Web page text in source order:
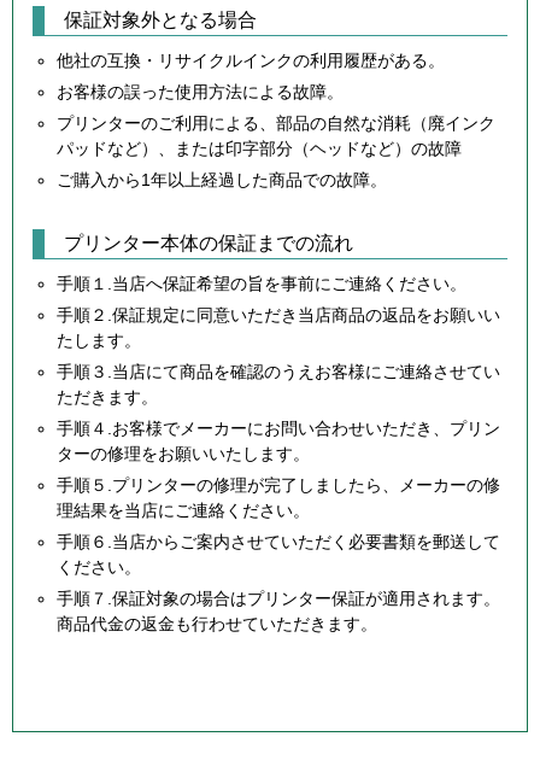
保証対象外となる場合
他社の互換・リサイクルインクの利用履歴がある。
お客様の誤った使用方法による故障。
プリンターのご利用による、部品の自然な消耗（廃インク
パッドなど）、または印字部分（ヘッドなど）の故障
ご購入から1年以上経過した商品での故障。
プリンター本体の保証までの流れ
手順１.当店へ保証希望の旨を事前にご連絡ください。
手順２.保証規定に同意いただき当店商品の返品をお願いい
たします。
手順３.当店にて商品を確認のうえお客様にご連絡させてい
ただきます。
手順４.お客様でメーカーにお問い合わせいただき、プリン
ターの修理をお願いいたします。
手順５.プリンターの修理が完了しましたら、メーカーの修
理結果を当店にご連絡ください。
手順６.当店からご案内させていただく必要書類を郵送して
ください。
手順７.保証対象の場合はプリンター保証が適用されます。
商品代金の返金も行わせていただきます。